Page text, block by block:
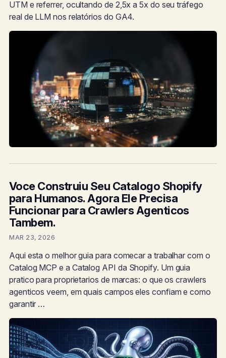
UTM e referrer, ocultando de 2,5x a 5x do seu tráfego
real de LLM nos relatórios do GA4.
Voce Construiu Seu Catalogo Shopify
para Humanos. Agora Ele Precisa
Funcionar para Crawlers Agenticos
Tambem.
MAR 23, 2026
Aqui esta o melhor guia para comecar a trabalhar com o
Catalog MCP e a Catalog API da Shopify. Um guia
pratico para proprietarios de marcas: o que os crawlers
agenticos veem, em quais campos eles confiam e como
garantir …